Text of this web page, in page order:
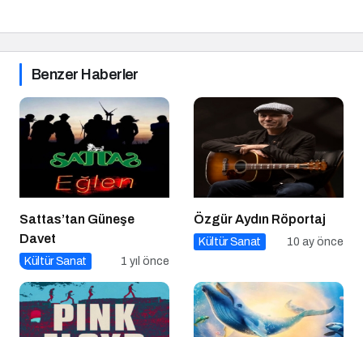
Benzer Haberler
Sattas’tan Güneşe
Davet
Kültür Sanat 1 yıl önce
Özgür Aydın Röportaj
Kültür Sanat 10 ay önce